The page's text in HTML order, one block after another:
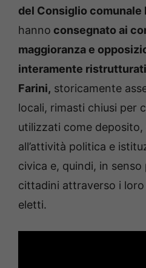
del Consiglio comunale
hanno consegnato ai
maggioranza e
interamente
Farini, storicamente
locali, rimasti chiusi per
utilizzati come
all’attività politica e
civica e, quindi, in
cittadini attraverso i
eletti.